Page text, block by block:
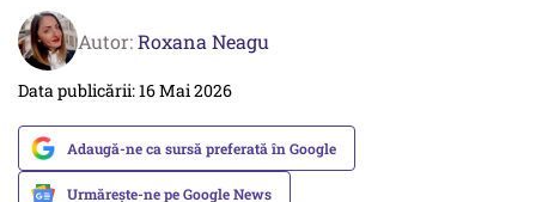
Autor:Roxana Neagu
Data publicării: 16 Mai 2026
Adaugă-ne ca sursă preferată în Google
Urmărește-ne pe Google News